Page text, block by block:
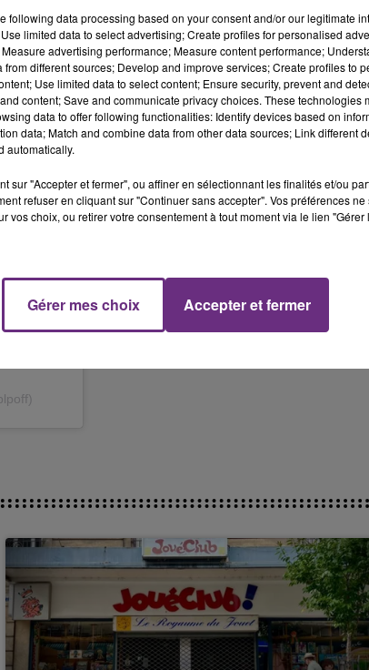
La Famille
following data processing based on your consent and/or our legitimate
limited data to select advertising; Create profiles for personalised
advertising performance; Measure content performance;
different sources; Develop and improve services; Create profiles to
Use limited data to select content; Ensure security, prevent and
content; Save and communicate privacy choices. These technologies
data to offer following functionalities: Identify devices based on
data; Match and combine data from other data sources; Link different
automatically.
sur "Accepter et fermer", ou affiner en sélectionnant les finalités et/ou
refuser en cliquant sur "Continuer sans accepter". Vos préférences
vos choix, ou retirer votre consentement à tout moment via le lien
Gérer mes choix Accepter et fermer